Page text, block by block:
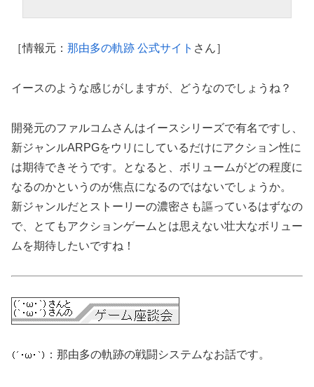
［情報元： 那由多の軌跡 公式サイト さん］
イースのような感じがしますが、どうなのでしょうね？
開発元のファルコムさんはイースシリーズで有名ですし、
新ジャンルARPGをウリにしているだけにアクション性に
は期待できそうです。となると、ボリュームがどの程度に
なるのかというのが焦点になるのではないでしょうか。
新ジャンルだとストーリーの濃密さも謳っているはずなの
で、とてもアクションゲームとは思えない壮大なボリュー
ムを期待したいですね！
：那由多の軌跡の戦闘システムなお話です。